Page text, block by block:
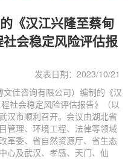
《汉江兴隆至蔡甸
会稳定风险评估报
发表日期：2023/10/21
佳咨询有限公司）编制的《汉
社会稳定风险评估报告》（以
汉市顺利召开。会议由湖北省
管理、环境工程、法律等领域
革委、省自然资源厅、省生态
心及武汉、孝感、天门、仙